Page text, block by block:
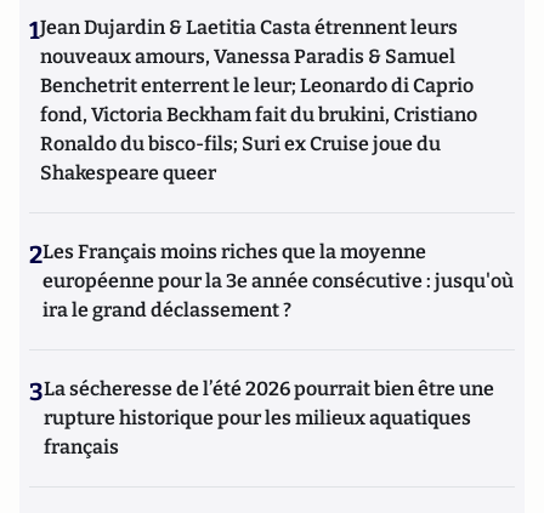
1Jean Dujardin & Laetitia Casta étrennent leurs
nouveaux amours, Vanessa Paradis & Samuel
Benchetrit enterrent le leur; Leonardo di Caprio
fond, Victoria Beckham fait du brukini, Cristiano
Ronaldo du bisco-fils; Suri ex Cruise joue du
Shakespeare queer
2Les Français moins riches que la moyenne
européenne pour la 3e année consécutive : jusqu'où
ira le grand déclassement ?
3La sécheresse de l’été 2026 pourrait bien être une
rupture historique pour les milieux aquatiques
français